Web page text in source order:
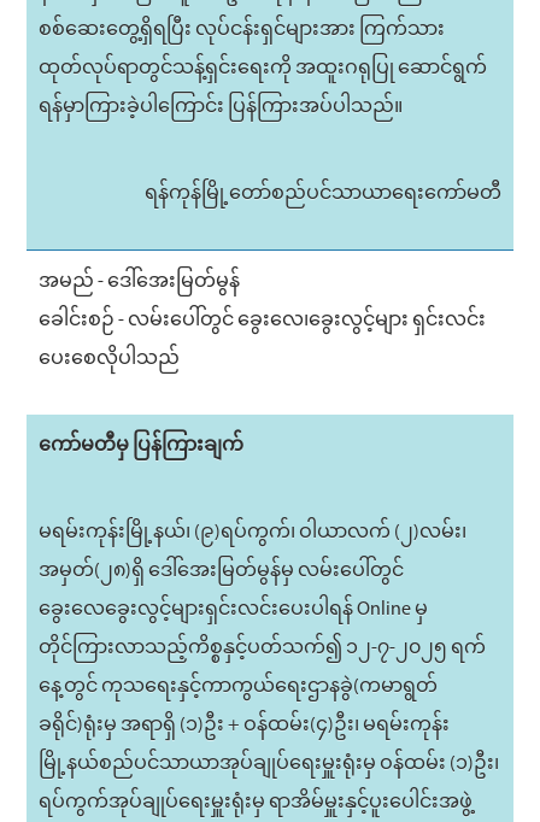
စစ်ဆေးတွေ့ရှိရပြီး လုပ်ငန်းရှင်များအား ကြက်သား
ထုတ်လုပ်ရာတွင်သန့်ရှင်းရေးကို အထူးဂရုပြု ဆောင်ရွက်
ရန်မှာကြားခဲ့ပါကြောင်း ပြန်ကြားအပ်ပါသည်။
ရန်ကုန်မြို့တော်စည်ပင်သာယာရေးကော်မတီ
အမည် - ဒေါ်အေးမြတ်မွန်
ခေါင်းစဉ် - လမ်းပေါ်တွင် ခွေးလေ၊ခွေးလွင့်များ ရှင်းလင်း
ပေးစေလိုပါသည်
ကော်မတီမှ ပြန်ကြားချက်
မရမ်းကုန်းမြို့နယ်၊ (၉)ရပ်ကွက်၊ ဝါယာလက် (၂)လမ်း၊
အမှတ်(၂၈)ရှိ ဒေါ်အေးမြတ်မွန်မှ လမ်းပေါ်တွင်
ခွေးလေခွေးလွင့်များရှင်းလင်းပေးပါရန် Online မှ
တိုင်ကြားလာသည့်ကိစ္စနှင့်ပတ်သက်၍ ၁၂-၇-၂၀၂၅ ရက်
နေ့တွင် ကုသရေးနှင့်ကာကွယ်ရေးဌာနခွဲ(ကမာရွတ်
ခရိုင်)ရုံးမှ အရာရှိ (၁)ဦး + ဝန်ထမ်း(၄)ဦး၊ မရမ်းကုန်း
မြို့နယ်စည်ပင်သာယာအုပ်ချုပ်ရေးမှူးရုံးမှ ဝန်ထမ်း (၁)ဦး၊
ရပ်ကွက်အုပ်ချုပ်ရေးမှူးရုံးမှ ရာအိမ်မှူးနှင့်ပူးပေါင်းအဖွဲ့